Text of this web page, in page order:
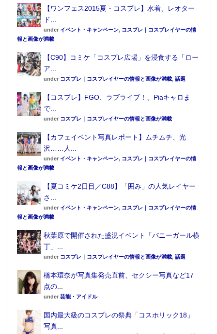
円(税込)
モテキ豪華版
・大勢で楽しむならば …「モテキ 豪華版」2,850
https://www.atpress.ne.jp/releases/161508/
他にも、フレッシュマンゴージュースやマンゴーパフ
ェなど台湾産高級アップルマンゴーを使用した商品を
取り揃えているが、マンゴーの食べ放題以外にも、
Twitterで人気に火がついた1ポンドメガローストビーフ
丼もおすすめだ。
・1ポンドメガローストビーフ丼
【ワンフェス2015夏・コスプレ】水着、レオター
ド...
under イベント・キャンペーン, コスプレ｜コスプレイヤーの情
報と画像が満載
【C90】コミケ「コスプレ広場」を浸食する「ロー
ア...
under コスプレ｜コスプレイヤーの情報と画像が満載, 話題
【コスプレ】FGO、ラブライブ！、Piaキャロま
で...
under コスプレ｜コスプレイヤーの情報と画像が満載
【カフェイベント写真レポート】ムチムチ、光
沢……人...
under イベント・キャンペーン, コスプレ｜コスプレイヤーの情
報と画像が満載
【夏コミケ2日目／C88】「囲み」の人気レイヤー
さ...
under イベント・キャンペーン, コスプレ｜コスプレイヤーの情
報と画像が満載
秋葉原で開催された盛況イベント「バニーガール横
丁」...
under コスプレ｜コスプレイヤーの情報と画像が満載, 話題
橋本環奈が写真集発売直前、セクシー写真など17
点の...
under 芸能・アイドル
国内最大級のコスプレの祭典「コスホリック18」
写真...